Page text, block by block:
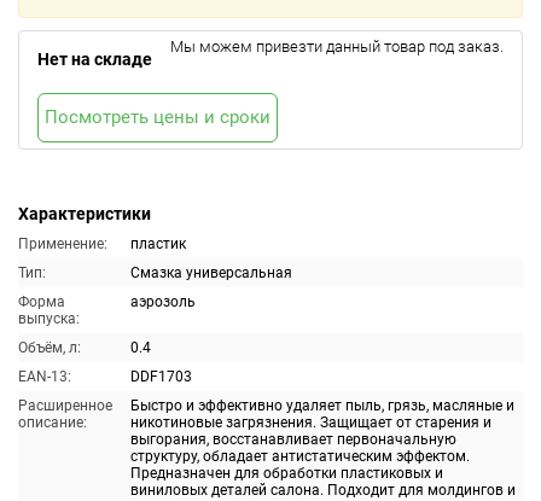
Характеристики
Применение:
пластик
Тип:
Смазка универсальная
Форма
выпуска:
аэрозоль
Объём, л:
0.4
EAN-13:
DDF1703
Расширенное
описание:
Быстро и эффективно удаляет пыль, грязь, масляные и
никотиновые загрязнения. Защищает от старения и
выгорания, восстанавливает первоначальную
структуру, обладает антистатическим эффектом.
Предназначен для обработки пластиковых и
виниловых деталей салона. Подходит для молдингов и
Нет на складе
Мы можем привезти данный товар под заказ.
Посмотреть цены и сроки